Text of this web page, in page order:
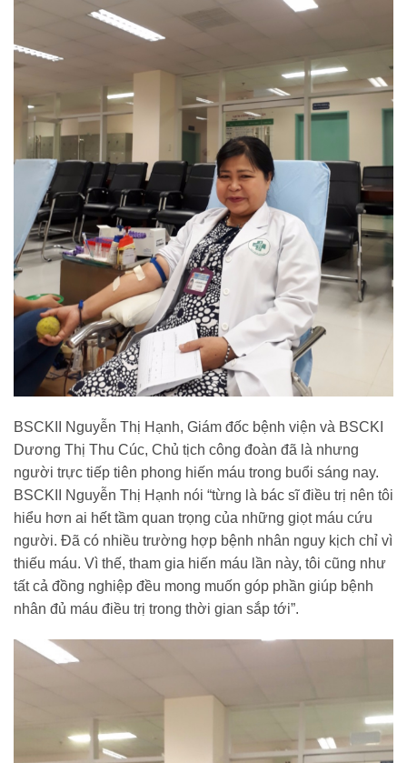
BSCKII Nguyễn Thị Hạnh, Giám đốc bệnh viện và BSCKI
Dương Thị Thu Cúc, Chủ tịch công đoàn đã là nhưng
người trực tiếp tiên phong hiến máu trong buổi sáng nay.
BSCKII Nguyễn Thị Hạnh nói “từng là bác sĩ điều trị nên tôi
hiểu hơn ai hết tầm quan trọng của những giọt máu cứu
người. Đã có nhiều trường hợp bệnh nhân nguy kịch chỉ vì
thiếu máu. Vì thế, tham gia hiến máu lần này, tôi cũng như
tất cả đồng nghiệp đều mong muốn góp phần giúp bệnh
nhân đủ máu điều trị trong thời gian sắp tới”.